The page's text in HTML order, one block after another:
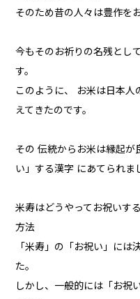
そのため昔の人々は豊作を
今もそのお祈りの名残とし
す。
このように、 お米は日本
えてきたのです。
その 伝統からお米は縁起が
い」する漢字 にあてられま
米寿はどうやってお祝いす
方法
「米寿」の「お祝い」には
た。
しかし、一般的には「お祝